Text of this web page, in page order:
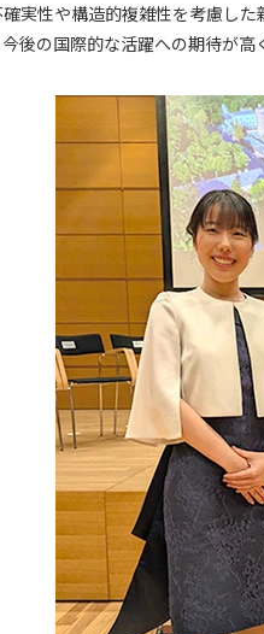
実性や構造的複雑性を考慮し
後の国際的な活躍への期待が高